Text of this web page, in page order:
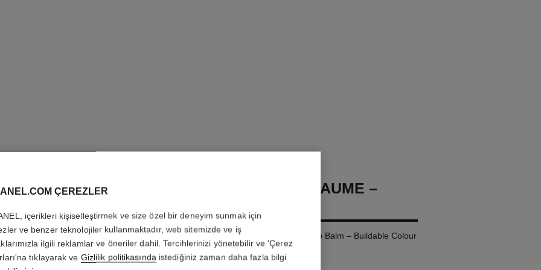
ROUGE COCO BAUME –
Hydrating Beautifying Tinted Lip Balm – Buildable Colour
Daha fazla ayrıntı
ÇEREZLER
içerikleri kişiselleştirmek ve size özel bir deneyim sunmak için
ve benzer teknolojiler kullanmaktadır, web sitemizde ve iş
ilgili reklamlar ve öneriler dahil. Tercihlerinizi yönetebilir ve 'Çerez
tıklayarak ve Gizlilik politikasındaistediğiniz zaman daha fazla bilgi